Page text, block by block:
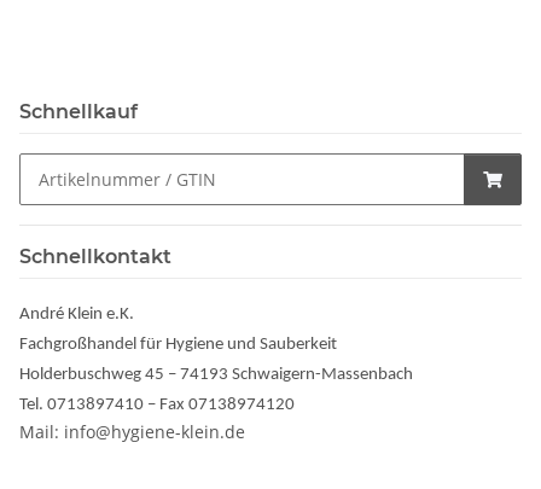
Schnellkauf
Schnellkontakt
André Klein e.K.
Fachgroßhandel für Hygiene und Sauberkeit
Holderbuschweg 45 – 74193 Schwaigern-Massenbach
Tel. 0713897410 – Fax 07138974120
Mail: info@hygiene-klein.de